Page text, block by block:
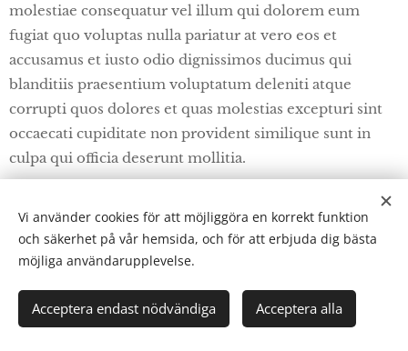
molestiae consequatur vel illum qui dolorem eum
fugiat quo voluptas nulla pariatur at vero eos et
accusamus et iusto odio dignissimos ducimus qui
blanditiis praesentium voluptatum deleniti atque
corrupti quos dolores et quas molestias excepturi sint
occaecati cupiditate non provident similique sunt in
culpa qui officia deserunt mollitia.
Tibro Ryttarförening
Kateryd 17, 543 92 Tibro
kontakt@tibrorf.se
Vi använder cookies för att möjliggöra en korrekt funktion
och säkerhet på vår hemsida, och för att erbjuda dig bästa
möjliga användarupplevelse.
Acceptera endast nödvändiga Acceptera alla